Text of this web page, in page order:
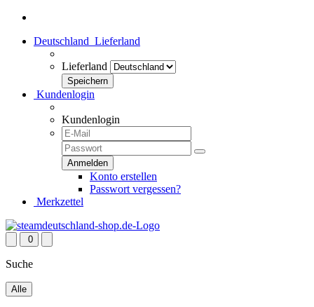
Deutschland Lieferland
Lieferland
Kundenlogin
Kundenlogin
Konto erstellen
Passwort vergessen?
Merkzettel
0
Suche
Alle